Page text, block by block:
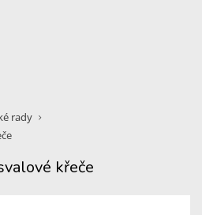
rady
křeče